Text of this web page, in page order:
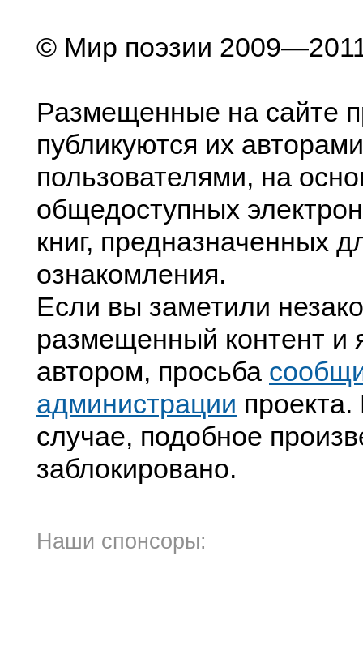
© Мир поэзии
Размещенные на сайте
публикуются их
пользователями, на
общедоступных
книг, предназначенных
ознакомления.
Если вы заметили
размещенный контент и
автором, просьба
администрации
случае, подобное
заблокировано.
Наши спонсоры: